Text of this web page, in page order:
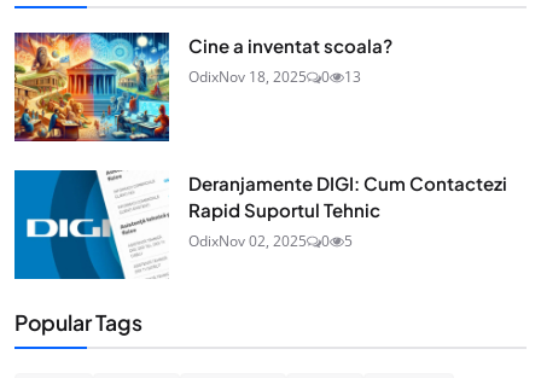
Cine a inventat scoala?
OdixNov 18, 2025 0 13
Deranjamente DIGI: Cum Contactezi
Rapid Suportul Tehnic
OdixNov 02, 2025 0 5
Popular Tags